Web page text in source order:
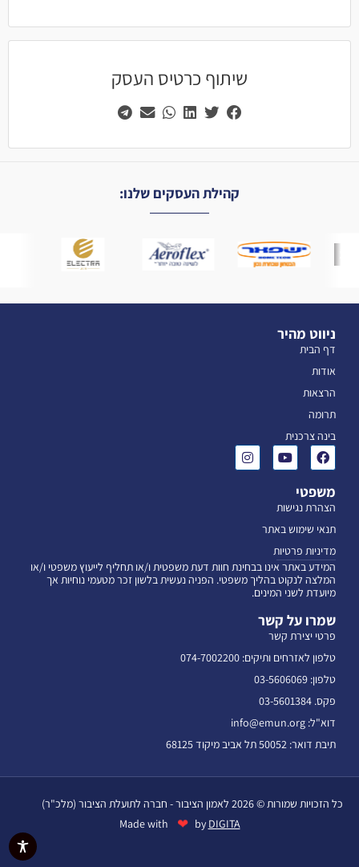
שיתוף כרטיס העסק
קהילת העסקים שלנו:
ניווט מהיר
דף הבית
אודות
הרצאות
תרומה
בינה צרכנית
משפטי
הצהרת נגישות
תנאי שימוש באתר
מדיניות פרטיות
המידע באתר אינו בבחינת חוות דעת משפטית ו/או תחליף לייעוץ משפטי ו/או
המלצה לנקוט בהליך משפטי. הפניה נעשית בלשון זכר מטעמי נוחיות אך
מיועדת לשני המינים.
שמרו על קשר
פרטי יצירת קשר
טלפון לאזרחים ותיקים: 074-7002200
טלפון: 03-5606069
פקס. 03-5601384
דוא"ל: info@emun.org
תיבת דואר: 50052 תל אביב מיקוד 68125
כל הזכויות שמורות © 2026 לאמון הציבור - חברה לתועלת הציבור (מלכ"ר)
Made with
❤ by DIGITA